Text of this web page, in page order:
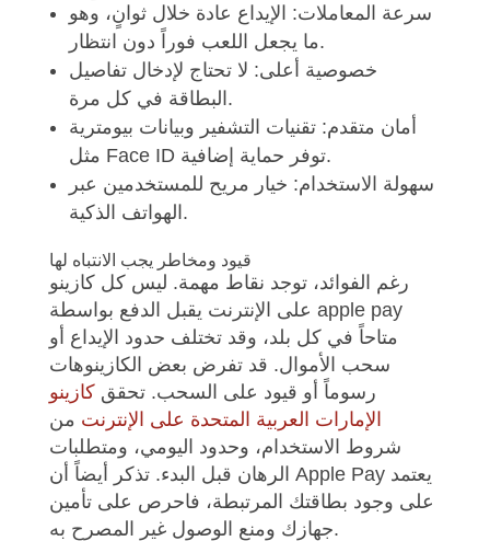
سرعة المعاملات: الإيداع عادة خلال ثوانٍ، وهو
ما يجعل اللعب فوراً دون انتظار.
خصوصية أعلى: لا تحتاج لإدخال تفاصيل
البطاقة في كل مرة.
أمان متقدم: تقنيات التشفير وبيانات بيومترية
مثل Face ID توفر حماية إضافية.
سهولة الاستخدام: خيار مريح للمستخدمين عبر
الهواتف الذكية.
قيود ومخاطر يجب الانتباه لها
رغم الفوائد، توجد نقاط مهمة. ليس كل كازينو
على الإنترنت يقبل الدفع بواسطة apple pay
متاحاً في كل بلد، وقد تختلف حدود الإيداع أو
سحب الأموال. قد تفرض بعض الكازينوهات
رسوماً أو قيود على السحب. تحققكازينو
الإمارات العربية المتحدة على الإنترنت من
شروط الاستخدام، وحدود اليومي، ومتطلبات
الرهان قبل البدء. تذكر أيضاً أن Apple Pay يعتمد
على وجود بطاقتك المرتبطة، فاحرص على تأمين
جهازك ومنع الوصول غير المصرح به.